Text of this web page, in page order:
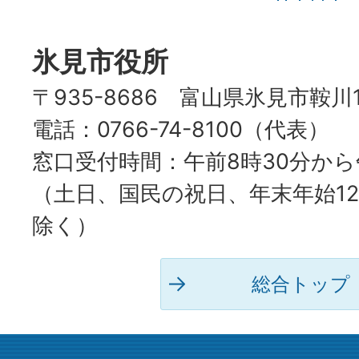
氷見市役所
〒935-8686 富山県氷見市鞍川
電話：0766-74-8100（代表）
窓口受付時間：午前8時30分か
（土日、国民の祝日、年末年始
除く）
総合トップ